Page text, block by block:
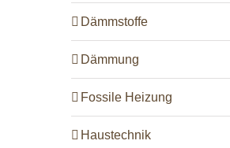
Dämmstoffe
Dämmung
Fossile Heizung
Haustechnik